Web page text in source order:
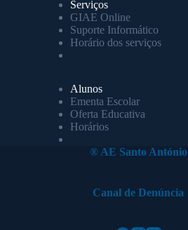
Serviços
GIAE Online
Suporte Informático
Horário dos serviços
Alunos
Ementa Escolar
Oferta Educativa
Horários
® AE Santo António
Canal de Denúncia